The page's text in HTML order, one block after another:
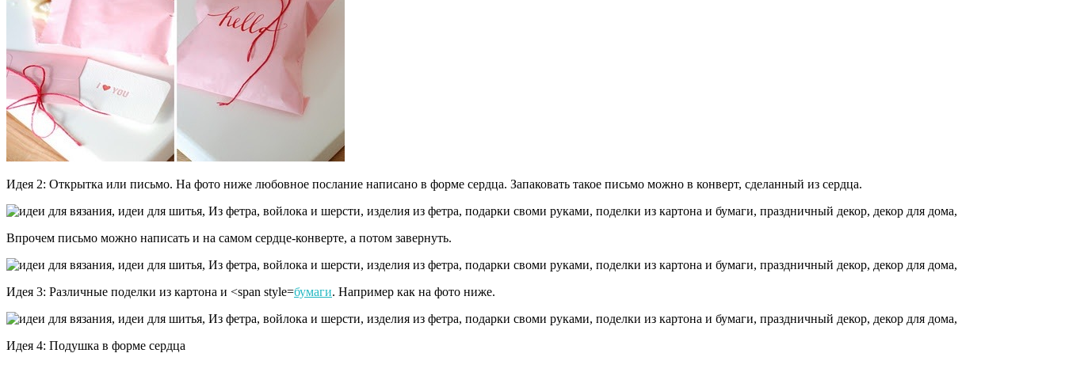
Идея 2: Открытка или письмо. На фото ниже любовное послание написано в форме сердца. Запаковать такое письмо можно в конверт, сделанный из сердца.
Впрочем письмо можно написать и на самом сердце-конверте, а потом завернуть.
Идея 3: Различные поделки из картона и <span style=бумаги. Например как на фото ниже.
Идея 4: Подушка в форме сердца